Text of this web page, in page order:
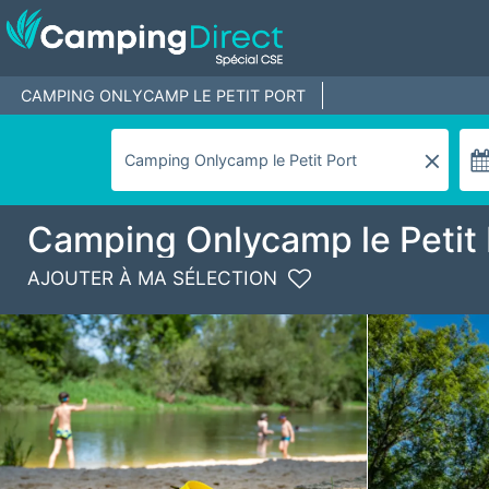
CAMPING ONLYCAMP LE PETIT PORT
Camping Onlycamp le Petit
AJOUTER À MA SÉLECTION